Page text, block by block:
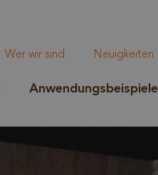
Wer wir sind Neuigkeiten
Anwendungsbeispiele